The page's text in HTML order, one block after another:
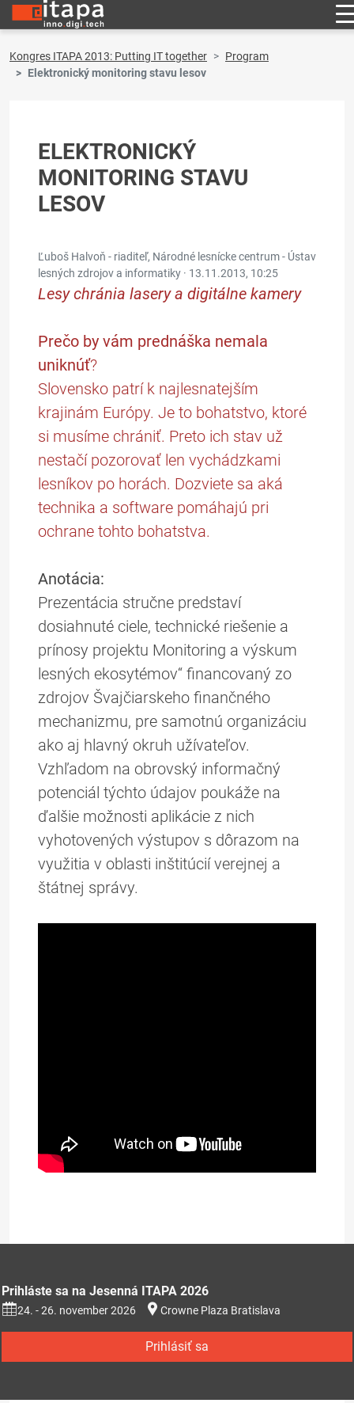
Kongres ITAPA 2013: Putting IT together
Program
Elektronický monitoring stavu lesov
ELEKTRONICKÝ
MONITORING STAVU
LESOV
Ľuboš Halvoň - riaditeľ, Národné lesnícke centrum - Ústav
lesných zdrojov a informatiky · 13.11.2013, 10:25
Lesy chránia lasery a digitálne kamery
Prečo by vám prednáška nemala
uniknúť?
Slovensko patrí k najlesnatejším
krajinám Európy. Je to bohatstvo, ktoré
si musíme chrániť. Preto ich stav už
nestačí pozorovať len vychádzkami
lesníkov po horách. Dozviete sa aká
technika a software pomáhajú pri
ochrane tohto bohatstva.
Anotácia:
Prezentácia stručne predstaví
dosiahnuté ciele, technické riešenie a
prínosy projektu Monitoring a výskum
lesných ekosytémov“ financovaný zo
zdrojov Švajčiarskeho finančného
mechanizmu, pre samotnú organizáciu
ako aj hlavný okruh užívateľov.
Vzhľadom na obrovský informačný
potenciál týchto údajov poukáže na
ďalšie možnosti aplikácie z nich
vyhotovených výstupov s dôrazom na
využitia v oblasti inštitúcií verejnej a
štátnej správy.
Prezentácia na stiahnutie (353kB)
Prihláste sa na Jesenná ITAPA 2026
24. - 26. november 2026 Crowne Plaza Bratislava
Prihlásiť sa